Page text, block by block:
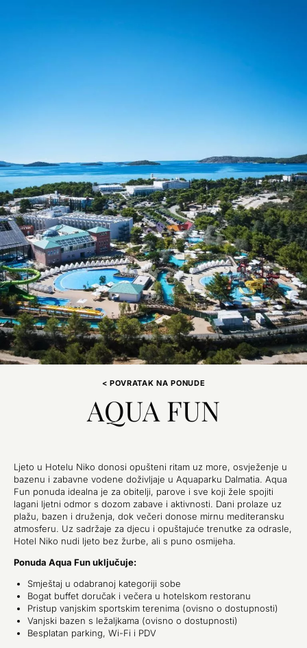
< POVRATAK NA PONUDE
AQUA FUN
Ljeto u Hotelu Niko donosi opušteni ritam uz more, osvježenje u
bazenu i zabavne vodene doživljaje u Aquaparku Dalmatia. Aqua
Fun ponuda idealna je za obitelji, parove i sve koji žele spojiti
lagani ljetni odmor s dozom zabave i aktivnosti. Dani prolaze uz
plažu, bazen i druženja, dok večeri donose mirnu mediteransku
atmosferu. Uz sadržaje za djecu i opuštajuće trenutke za odrasle,
Hotel Niko nudi ljeto bez žurbe, ali s puno osmijeha.
Ponuda Aqua Fun uključuje:
Smještaj u odabranoj kategoriji sobe
Bogat buffet doručak i večera u hotelskom restoranu
Pristup vanjskim sportskim terenima (ovisno o dostupnosti)
Vanjski bazen s ležaljkama (ovisno o dostupnosti)
Besplatan parking, Wi-Fi i PDV